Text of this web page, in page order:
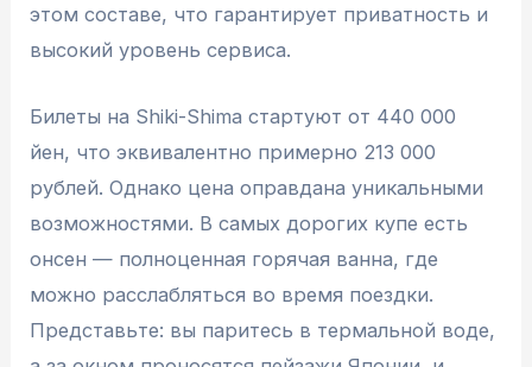
этом составе, что гарантирует приватность и
высокий уровень сервиса.
Билеты на Shiki-Shima стартуют от 440 000
йен, что эквивалентно примерно 213 000
рублей. Однако цена оправдана уникальными
возможностями. В самых дорогих купе есть
онсен — полноценная горячая ванна, где
можно расслабляться во время поездки.
Представьте: вы паритесь в термальной воде,